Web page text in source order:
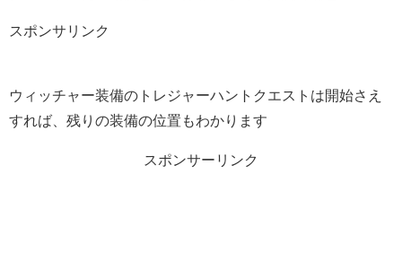
スポンサリンク
ウィッチャー装備のトレジャーハントクエストは開始さえ
すれば、残りの装備の位置もわかります
スポンサーリンク